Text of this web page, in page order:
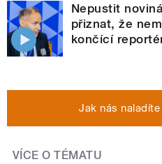
Nepustit
přiznat, že
končící
Jak nás
VÍCE O TÉMATU